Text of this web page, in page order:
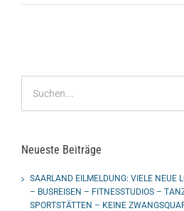
nach:
Neueste Beiträge
SAARLAND EILMELDUNG: VIELE NEUE
– BUSREISEN – FITNESSTUDIOS –
SPORTSTÄTTEN – KEINE